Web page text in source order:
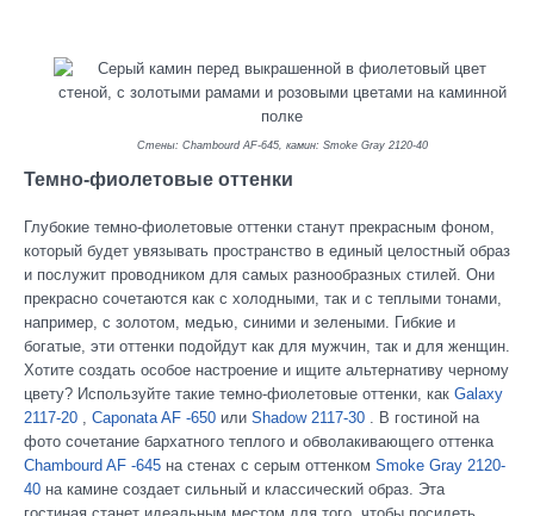
Стены: Chambourd AF-645, камин: Smoke Gray 2120-40
Темно-фиолетовые оттенки
Глубокие темно-фиолетовые оттенки станут прекрасным фоном,
который будет увязывать пространство в единый целостный образ
и послужит проводником для самых разнообразных стилей. Они
прекрасно сочетаются как с холодными, так и с теплыми тонами,
например, с золотом, медью, синими и зелеными. Гибкие и
богатые, эти оттенки подойдут как для мужчин, так и для женщин.
Хотите создать особое настроение и ищите альтернативу черному
цвету? Используйте такие темно-фиолетовые оттенки, как Galaxy
2117-20 , Caponata AF -650 или Shadow 2117-30 . В гостиной на
фото сочетание бархатного теплого и обволакивающего оттенка
Chambourd AF -645 на стенах с серым оттенком Smoke Gray 2120-
40 на камине создает сильный и классический образ. Эта